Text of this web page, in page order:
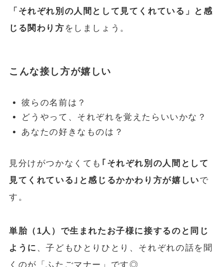
「それぞれ別の人間として見てくれている」と感
じる関わり方 をしましょう。
こんな接し方が嬉しい
彼らの名前は？
どうやって、それぞれを覚えたらいいかな？
あなたの好きなものは？
⾒分けがつかなくても ｢それぞれ別の⼈間として
⾒てくれている｣と感じるかかわり⽅が嬉しいで
す。
単胎（1人）で生まれたお子様に接するのと同じ
ように 、子どもひとりひとり、それぞれの話を聞
くのが「ふたごマナー」です◎